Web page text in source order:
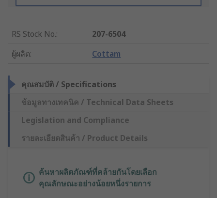
RS Stock No.:
207-6504
ผู้ผลิต: Cottam
คุณสมบัติ / Specifications
ข้อมูลทางเทคนิค / Technical Data Sheets
Legislation and Compliance
รายละเอียดสินค้า / Product Details
ค้นหาผลิตภัณฑ์ที่คล้ายกันโดยเลือก
คุณลักษณะอย่างน้อยหนึ่งรายการ